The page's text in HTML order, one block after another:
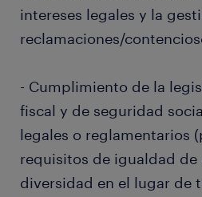
intereses legales y la
reclamaciones/
- Cumplimiento de la
fiscal y de seguridad
legales o reglamentarios
requisitos de igualdad
diversidad en el lugar de